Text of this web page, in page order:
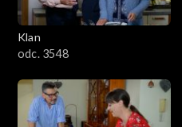
Klan
odc. 3548